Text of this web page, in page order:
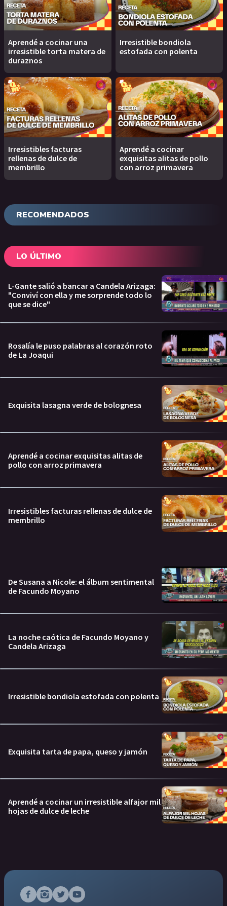
Aprendé a cocinar una
irresistible torta matera de
duraznos
Irresistible bondiola
estofada con polenta
Irresistibles facturas
rellenas de dulce de
membrillo
Aprendé a cocinar
exquisitas alitas de pollo
con arroz primavera
RECOMENDADOS
LO ÚLTIMO
L-Gante salió a bancar a Candela Arizaga:
"Conviví con ella y me sorprende todo lo
que se dice"
Rosalía le puso palabras al corazón roto
de La Joaqui
Exquisita lasagna verde de bolognesa
Aprendé a cocinar exquisitas alitas de
pollo con arroz primavera
Irresistibles facturas rellenas de dulce de
membrillo
De Susana a Nicole: el álbum sentimental
de Facundo Moyano
La noche caótica de Facundo Moyano y
Candela Arizaga
Irresistible bondiola estofada con polenta
Exquisita tarta de papa, queso y jamón
Aprendé a cocinar un irresistible alfajor mil
hojas de dulce de leche